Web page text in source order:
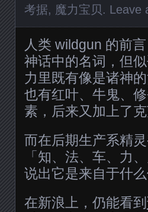
考据, 魔力宝贝 . Leave
人类 wildgun 的前
神话中的名词，但
力里既有像是诸神
也有红叶、牛鬼、
素，后来又加上了克
而在后期生产系精
「知、法、车、力
说出它是来自于什么
在新浪上，仍能看到